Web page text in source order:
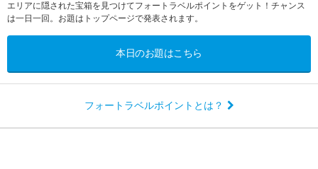
エリアに隠された宝箱を見つけてフォートラベルポイントをゲット！チャンス
は一日一回。お題はトップページで発表されます。
本日のお題はこちら
フォートラベルポイントとは？